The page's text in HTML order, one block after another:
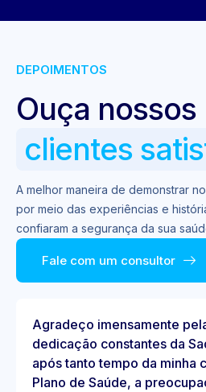
DEPOIMENTOS
Ouça nossos
clientes
A melhor maneira de demonstrar
por meio das experiências e
confiaram a segurança da sua
Fale com um consultor
Agradeço imensamente
dedicação constantes da
após tanto tempo da minha
Plano de Saúde, a